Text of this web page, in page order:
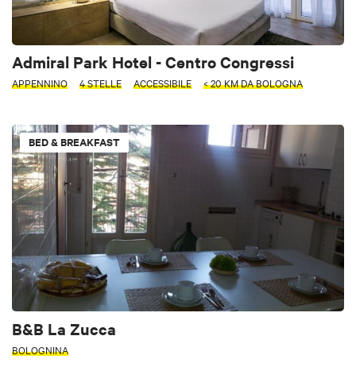
Admiral Park Hotel - Centro Congressi
APPENNINO 4 STELLE ACCESSIBILE < 20 KM DA BOLOGNA
BED & BREAKFAST
B&B La Zucca
BOLOGNINA